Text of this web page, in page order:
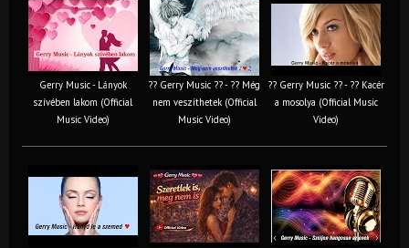
Gerry Music - Lányok
szívében lakom (Official
Music Video)
?? Gerry Music ?? - ?? Még
nem veszíthetek (Official
Music Video)
?? Gerry Music ?? - ?? Kacér
a mosolya (Official Music
Video)